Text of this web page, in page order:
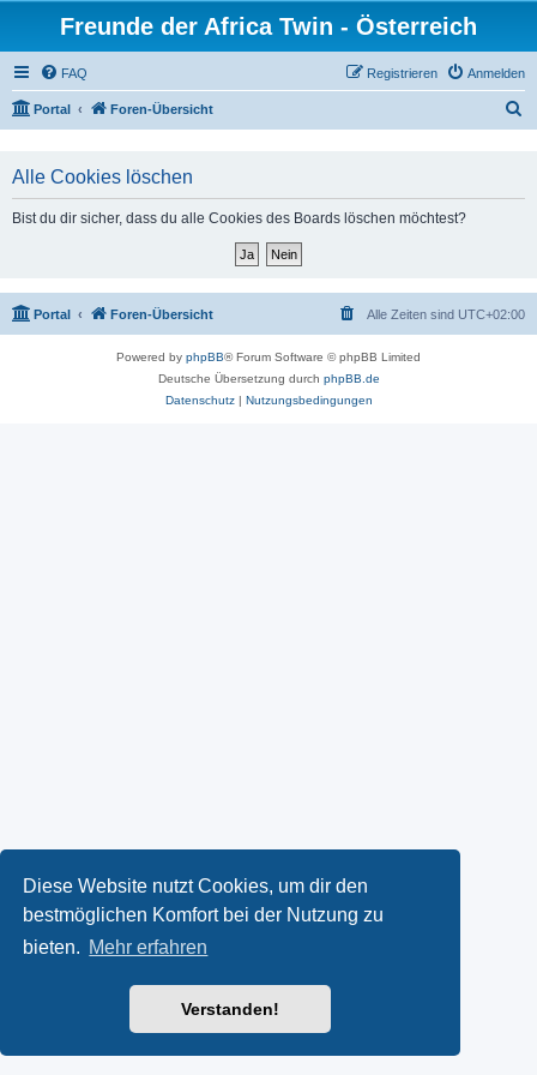
Diese Website nutzt Cookies, um dir den
bestmöglichen Komfort bei der Nutzung zu
bieten. Mehr erfahren
Verstanden!
Freunde der Africa Twin - Österreich
FAQ Anmelden
Registrieren
Portal Foren-Übersicht
Alle Cookies löschen
Bist du dir sicher, dass du alle Cookies des Boards löschen möchtest?
Portal Foren-Übersicht Alle Zeiten sind UTC+02:00
Powered by phpBB® Forum Software © phpBB Limited
Deutsche Übersetzung durch phpBB.de
Datenschutz| Nutzungsbedingungen